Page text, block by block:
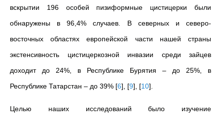
вскрытии 196 особей пизиформные цистицерки были
обнаружены в 96,4% случаев. В северных и северо-
восточных областях европейской части нашей страны
экстенсивность цистицеркозной инвазии среди зайцев
доходит до 24%, в Республике Бурятия – до 25%, в
Республике Татарстан – до 39% [6] [9] [10]
Целью наших исследований было изучение